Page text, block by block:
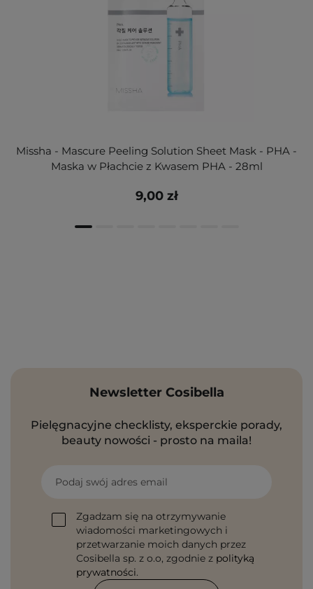
Missha - Mascure Peeling Solution Sheet Mask - PHA -
Maska w Płachcie z Kwasem PHA - 28ml
9,00 zł
Newsletter Cosibella
Pielęgnacyjne checklisty, eksperckie porady,
beauty nowości - prosto na maila!
Podaj swój adres email
Zgadzam się na otrzymywanie
wiadomości marketingowych i
przetwarzanie moich danych przez
Cosibella sp. z o.o, zgodnie z polityką
prywatności.